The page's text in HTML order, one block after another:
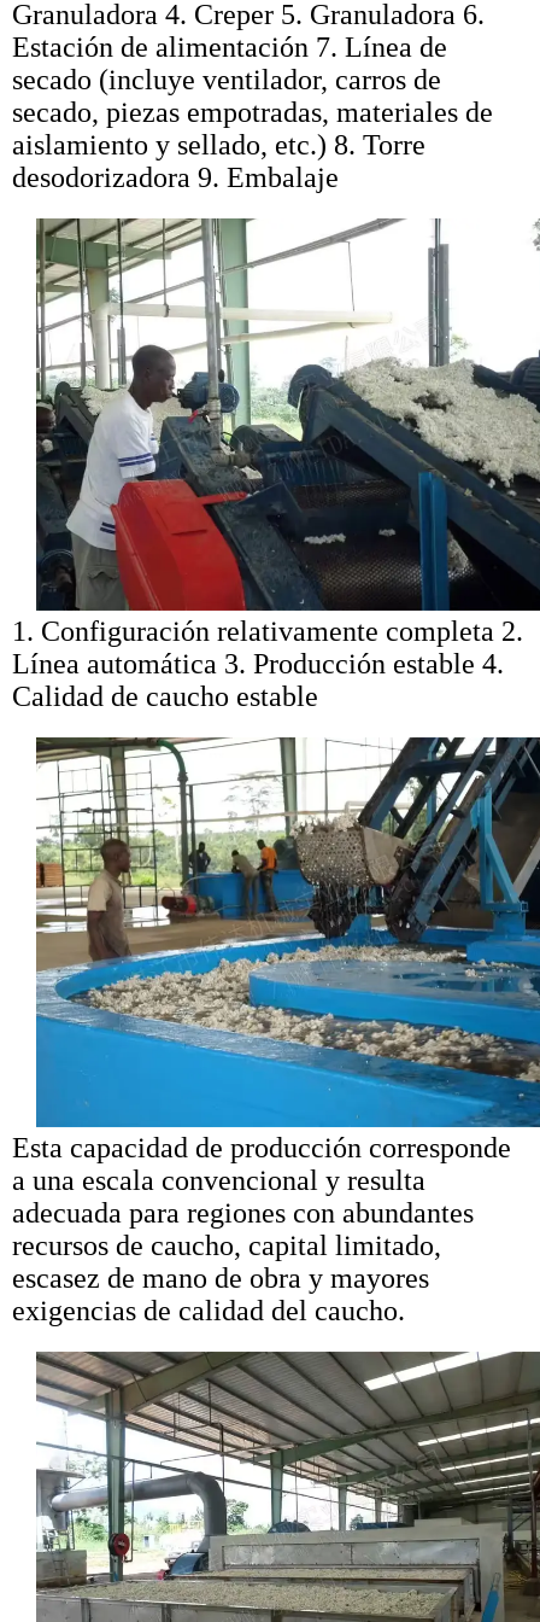
Granuladora 4. Creper 5. Granuladora 6.
Estación de alimentación 7. Línea de
secado (incluye ventilador, carros de
secado, piezas empotradas, materiales de
aislamiento y sellado, etc.) 8. Torre
desodorizadora 9. Embalaje
1. Configuración relativamente completa 2.
Línea automática 3. Producción estable 4.
Calidad de caucho estable
Esta capacidad de producción corresponde
a una escala convencional y resulta
adecuada para regiones con abundantes
recursos de caucho, capital limitado,
escasez de mano de obra y mayores
exigencias de calidad del caucho.